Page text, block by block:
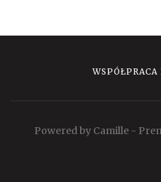
Powered by Camille -